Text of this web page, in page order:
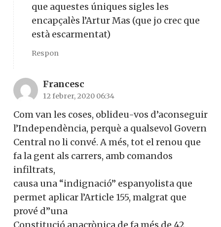
que aquestes úniques sigles les
encapçalès l’Artur Mas (que jo crec que
està escarmentat)
Respon
Francesc
12 febrer, 2020 06:34
Com van les coses, oblideu-vos d’aconseguir
l’Independència, perquè a qualsevol Govern
Central no li convé. A més, tot el renou que
fa la gent als carrers, amb comandos
infiltrats,
causa una “indignació” espanyolista que
permet aplicar l’Article 155, malgrat que
prové d”una